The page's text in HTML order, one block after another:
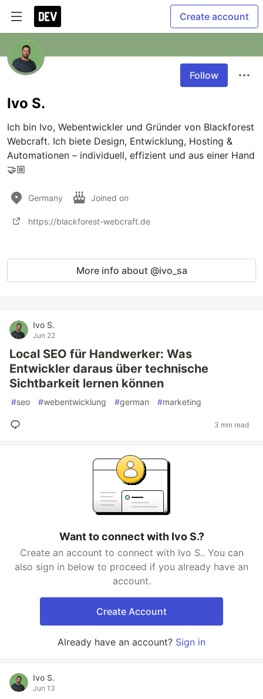
Create account
Follow
Ivo S.
Ich bin Ivo, Webentwickler und Gründer von Blackforest
Webcraft. Ich biete Design, Entwicklung, Hosting &
Automationen – individuell, effizient und aus einer Hand
🤝🏼
Germany Joined on
https://blackforest-webcraft.de
More info about @ivo_sa
Ivo S.
Jun 22
Local SEO für Handwerker: Was
Entwickler daraus über technische
Sichtbarkeit lernen können
#seo #webentwicklung #german #marketing
3 min read
Want to connect with Ivo S.?
Create an account to connect with Ivo S.. You can
also sign in below to proceed if you already have an
account.
Create Account
Already have an account? Sign in
Ivo S.
Jun 13